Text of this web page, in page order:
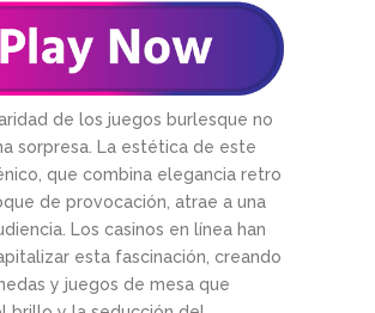
de los juegos burlesque no
sorpresa. La estética de este
que combina elegancia retro
de provocación, atrae a una
Los casinos en línea han
esta fascinación, creando
y juegos de mesa que